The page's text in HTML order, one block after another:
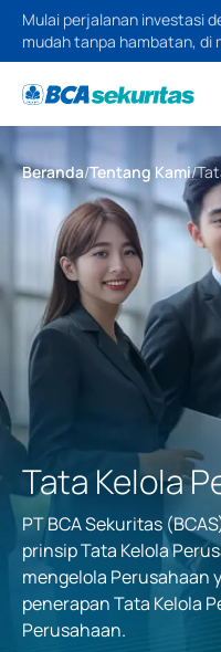
Mulai perjalanan investasi
mudah tanpa hambatan, di
Beranda/Tentang Kami/
Tata Kelola
PT BCA Sekuritas
prinsip Tata Kelola
mengelola Perusahaan
penerapan Tata Kelola
Perusahaan.